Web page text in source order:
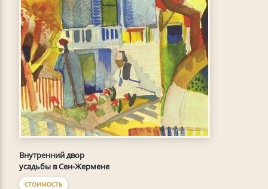
Внутренний двор
усадьбы в Сен-Жермене
СТОИМОСТЬ